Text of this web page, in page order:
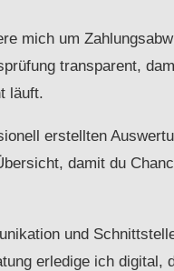
mich um
transparent,
läuft.
erstellten
damit du
und
erledige ich digital,